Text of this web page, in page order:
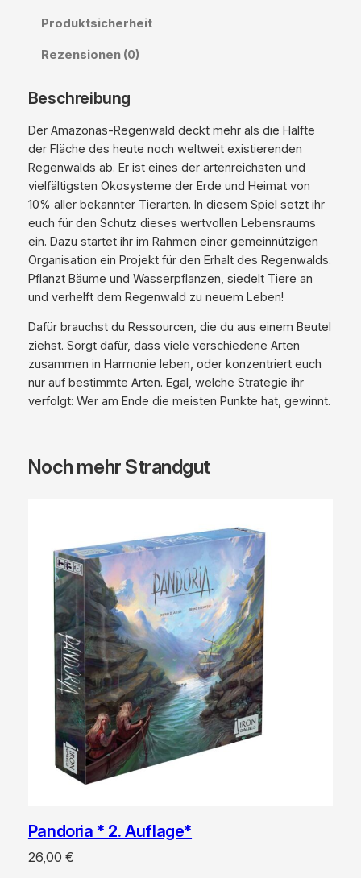
i
M
e
n
g
e
Produktsicherheit
Rezensionen (0)
Beschreibung
Der Amazonas-Regenwald deckt mehr als die Hälfte
der Fläche des heute noch weltweit existierenden
Regenwalds ab. Er ist eines der artenreichsten und
vielfältigsten Ökosysteme der Erde und Heimat von
10% aller bekannter Tierarten. In diesem Spiel setzt ihr
euch für den Schutz dieses wertvollen Lebensraums
ein. Dazu startet ihr im Rahmen einer gemeinnützigen
Organisation ein Projekt für den Erhalt des Regenwalds.
Pflanzt Bäume und Wasserpflanzen, siedelt Tiere an
und verhelft dem Regenwald zu neuem Leben!
Dafür brauchst du Ressourcen, die du aus einem Beutel
ziehst. Sorgt dafür, dass viele verschiedene Arten
zusammen in Harmonie leben, oder konzentriert euch
nur auf bestimmte Arten. Egal, welche Strategie ihr
verfolgt: Wer am Ende die meisten Punkte hat, gewinnt.
Noch mehr Strandgut
Pandoria * 2. Auflage*
26,00 €